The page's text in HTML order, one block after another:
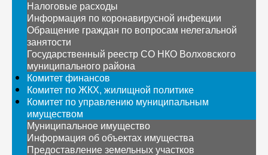
Налоговые расходы
Информация по коронавирусной инфекции
Обращение граждан по вопросам нелегальной
занятости
Государственный реестр СО НКО Волховского
муниципального района
Комитет финансов
Комитет по ЖКХ, жилищной политике
Комитет по управлению муниципальным
имуществом
Муниципальное имущество
Информация об объектах имущества
Предоставление земельных участков